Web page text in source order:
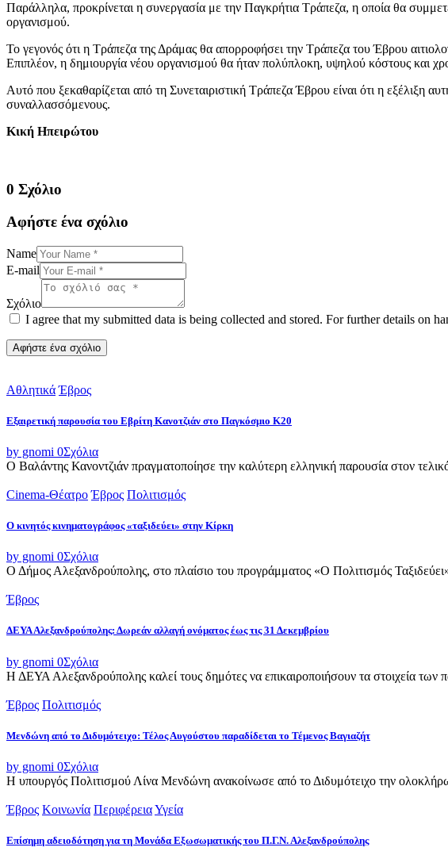
Παράλληλα, προκρίνεται η συνεργασία με την Παγκρήτια Τράπεζα, η οποία θα
οργανισμού.
Το γεγονός ότι η Τράπεζα της Δράμας θα απορροφήσει την Τράπεζα του Έβρου
Επιπλέον, η δημιουργία νέου οργανισμού θα ήταν πολύπλοκη, υψηλού κόστους και
Αυτό που ξεκαθαρίζεται από τη Συνεταιριστική Τράπεζα Έβρου είναι ότι η εξέλιξη
συναλλασσόμενους.
Κική Ηπειρώτου
0 Σχόλιο
Αφήστε ένα σχόλιο
Name
E-mail
Σχόλιο
I agree that my submitted data is being collected and stored. For further details on
Αθλητικά Έβρος
Εξαιρετική παρουσία του Εβρίτη Κανοτζιάν στο Παγκόσμιο Κ20
by gnomi 0Σχόλια
Ο Βαλάντης Κανοντζιάν πραγματοποίησε την καλύτερη ελληνική παρουσία στον
Cinema-Θέατρο Έβρος Πολιτισμός
Ο κινητός κινηματογράφος «ταξιδεύει» στην Κίρκη
by gnomi 0Σχόλια
Ο Δήμος Αλεξανδρούπολης, στο πλαίσιο του προγράμματος «Ο Πολιτισμός
Έβρος
ΔΕΥΑ Αλεξανδρούπολης: Δωρεάν αλλαγή ονόματος έως τις 31 Δεκεμβρίου
by gnomi 0Σχόλια
Η ΔΕΥΑ Αλεξανδρούπολης καλεί τους δημότες να επικαιροποιήσουν τα στοιχεία των
Έβρος Πολιτισμός
Μενδώνη από το Διδυμότειχο: Τέλος Αυγούστου παραδίδεται το Τέμενος Βαγιαζήτ
by gnomi 0Σχόλια
Η υπουργός Πολιτισμού Λίνα Μενδώνη ανακοίνωσε από το Διδυμότειχο την
Έβρος Κοινωνία ΠεριφέρειαΥγεία
Επίσημη αδειοδότηση για τη Μονάδα Εξωσωματικής του Π.Γ.Ν. Αλεξανδρούπολης